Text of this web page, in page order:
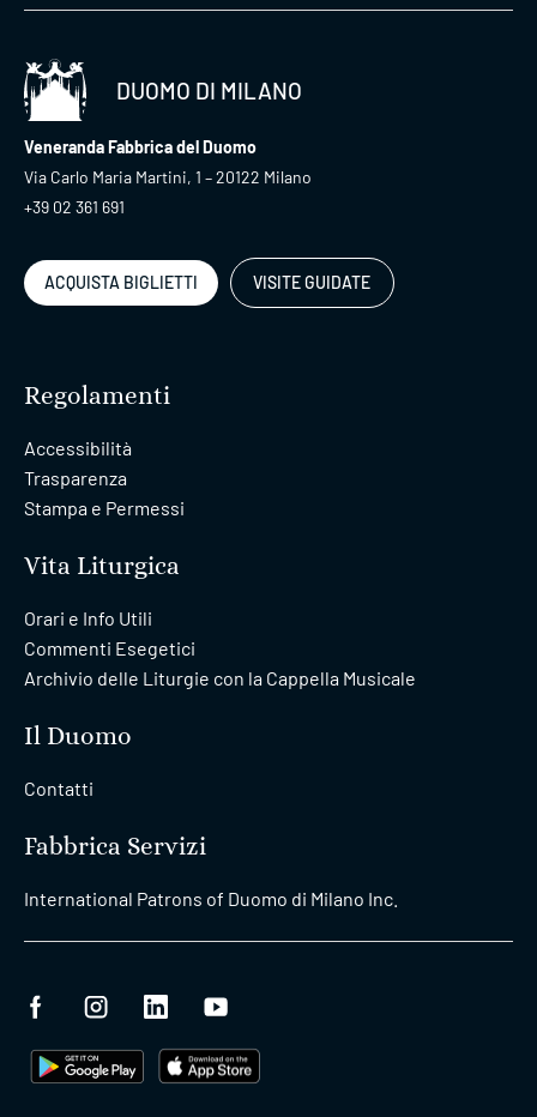
DUOMO DI MILANO
Veneranda Fabbrica del Duomo
Via Carlo Maria Martini, 1 – 20122 Milano
+39 02 361 691
ACQUISTA BIGLIETTI VISITE GUIDATE
Regolamenti
Accessibilità
Trasparenza
Stampa e Permessi
Vita Liturgica
Orari e Info Utili
Commenti Esegetici
Archivio delle Liturgie con la Cappella Musicale
Il Duomo
Contatti
Fabbrica Servizi
International Patrons of Duomo di Milano Inc.